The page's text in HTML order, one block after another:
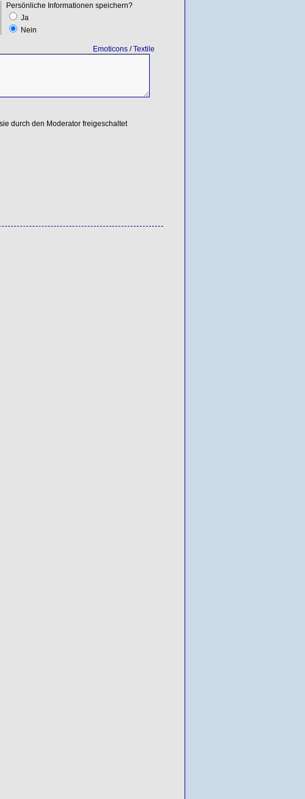
Persönliche Informationen speichern?
Ja
Nein
Emoticons/Textile
durch den Moderator freigeschaltet